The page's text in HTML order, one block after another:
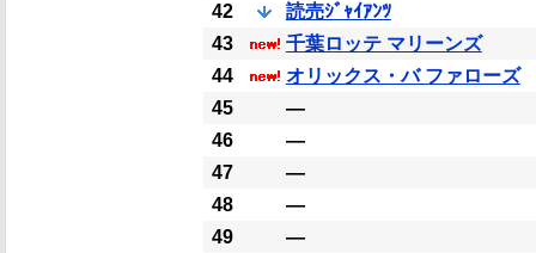
42
読売ｼﾞｬｲｱﾝﾂ
43
千葉ロッテ マリーンズ
44
オリックス・バ ファローズ
45
―
46
―
47
―
48
―
49
―